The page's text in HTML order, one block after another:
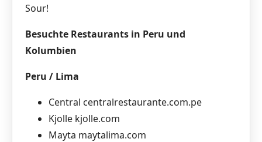
Sour!
Besuchte Restaurants in Peru und
Kolumbien
Peru / Lima
Central centralrestaurante.com.pe
Kjolle kjolle.com
Mayta maytalima.com